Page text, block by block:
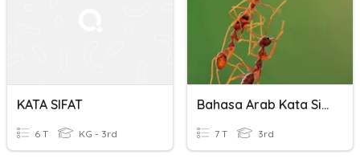
KATA SIFAT
6 T KG - 3rd
Bahasa Arab Kata Sifat
7 T 3rd